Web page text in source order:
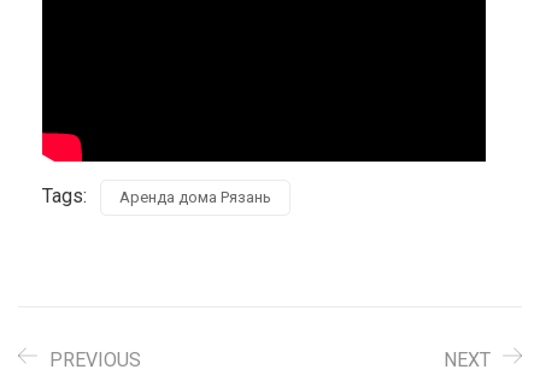
Tags: Аренда дома Рязань
PREVIOUS NEXT